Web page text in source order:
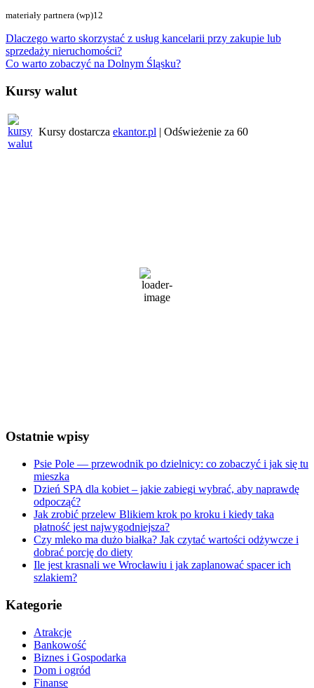
materiały partnera (wp)12
Nawigacja
wpisu
Dlaczego warto skorzystać z usług kancelarii przy zakupie lub
sprzedaży nieruchomości?
Co warto zobaczyć na Dolnym Śląsku?
Kursy walut
Kursy dostarcza ekantor.pl | Odświeżenie za 60
43 %
1020 mb
Ostatnie wpisy
Psie Pole — przewodnik po dzielnicy: co zobaczyć i jak się tu
mieszka
Dzień SPA dla kobiet – jakie zabiegi wybrać, aby naprawdę
odpocząć?
Jak zrobić przelew Blikiem krok po kroku i kiedy taka
płatność jest najwygodniejsza?
Czy mleko ma dużo białka? Jak czytać wartości odżywcze i
dobrać porcję do diety
Ile jest krasnali we Wrocławiu i jak zaplanować spacer ich
szlakiem?
Kategorie
Atrakcje
Bankowość
Biznes i Gospodarka
Dom i ogród
Finanse